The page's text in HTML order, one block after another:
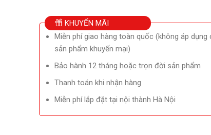
KHUYẾN MÃI
Miễn phí giao hàng toàn quốc (không áp dụng
sản phẩm khuyến mại)
Bảo hành 12 tháng hoặc trọn đời sản phẩm
Thanh toán khi nhận hàng
Miễn phí lắp đặt tại nội thành Hà Nội